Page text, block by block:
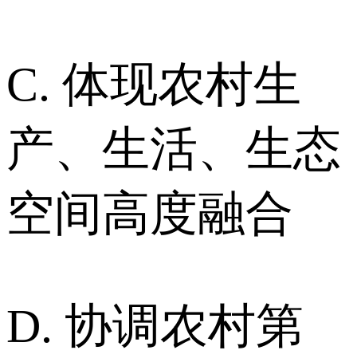
C. 体现农村生
产、生活、生态
空间高度融合
D. 协调农村第